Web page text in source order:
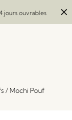
jours ouvrables
/ Mochi Pouf